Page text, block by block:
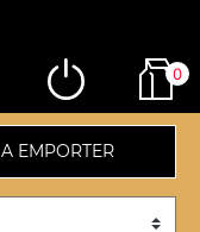
0
A EMPORTER